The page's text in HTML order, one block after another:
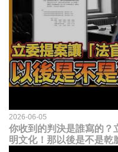
2026-06-05
你收到的判決是誰寫的？
明文化！那以後是不是乾